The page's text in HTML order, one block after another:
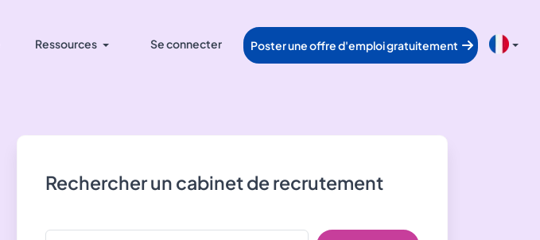
Ressources Se connecter Poster une offre d'emploi gratuitement
Rechercher un cabinet de recrutement